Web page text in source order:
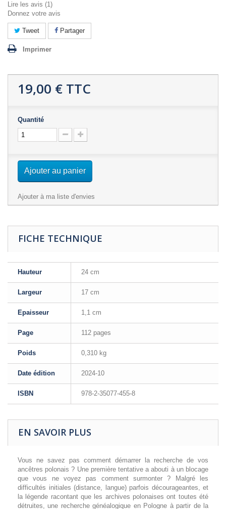
Lire les avis (1)
Donnez votre avis
Tweet Partager
Imprimer
19,00 € TTC
Quantité
Ajouter au panier
Ajouter à ma liste d'envies
FICHE TECHNIQUE
Hauteur 24 cm
Largeur 17 cm
Epaisseur 1,1 cm
Page 112 pages
Poids 0,310 kg
Date édition 2024-10
ISBN 978-2-35077-455-8
EN SAVOIR PLUS
Vous ne savez pas comment démarrer la recherche de vos
ancêtres polonais ? Une première tentative a abouti à un blocage
que vous ne voyez pas comment surmonter ? Malgré les
difficultés initiales (distance, langue) parfois décourageantes, et
la légende racontant que les archives polonaises ont toutes été
détruites, une recherche généalogique en Pologne à partir de la